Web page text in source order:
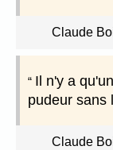
Claude
Il n'y a
pudeur sans
Claude